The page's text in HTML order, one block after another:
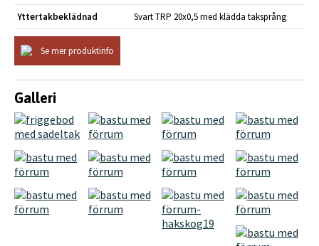
Yttertakbeklädnad
Svart TRP 20x0,5 med klädda taksprång
Se mer produktinfo
Galleri